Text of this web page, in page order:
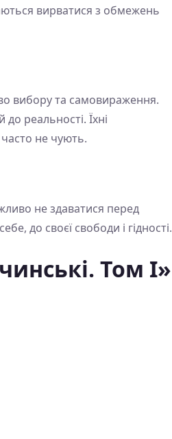
вирватися з обмежень
вибору та самовираження.
до реальності. Їхні
не чують.
не здаватися перед
до своєї свободи і гідності.
Том І»